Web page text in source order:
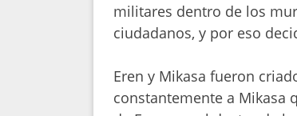
militares dentro de los
ciudadanos, y por eso
Eren y Mikasa fueron
constantemente a Mikasa